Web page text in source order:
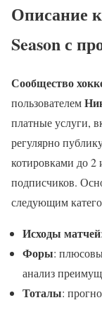
Описание
Season с
Сообщество
пользователем
платные услуги,
регулярно
котировками до 2
подписчиков.
следующим
Исходы матчей
Форы:
анализ
Тоталы: